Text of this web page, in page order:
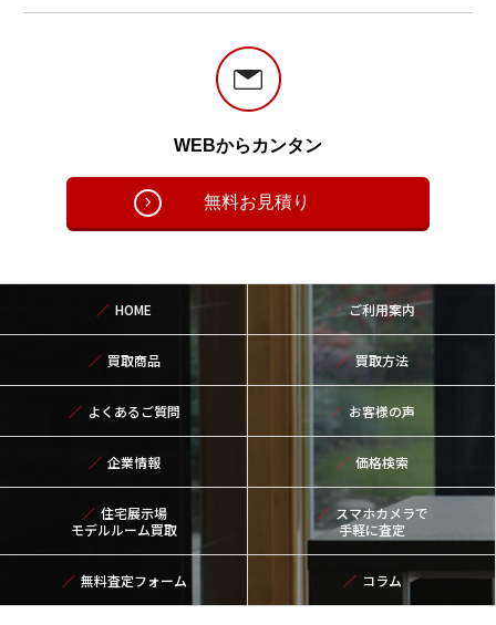
WEBからカンタン
無料お見積り
HOME ご利用案内
買取商品 買取方法
よくあるご質問 お客様の声
企業情報 価格検索
住宅展示場
モデルルーム買取
スマホカメラで
手軽に査定
無料査定フォーム コラム